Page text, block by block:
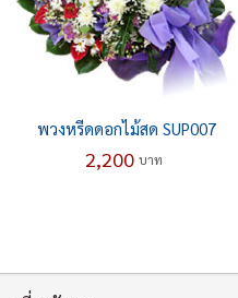
พวงหรีดดอกไม้สด SUP007
2,200 บาท